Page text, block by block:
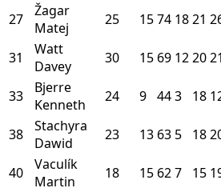
27
Žagar
Matej
25 1574 1821
31
Watt
Davey
30 15 69 122021
33
Bjerre
Kenneth
24 9 443 18
38
Stachyra
Dawid
23 13 63 5 18
40
Vaculík
Martin
18 15 627 15